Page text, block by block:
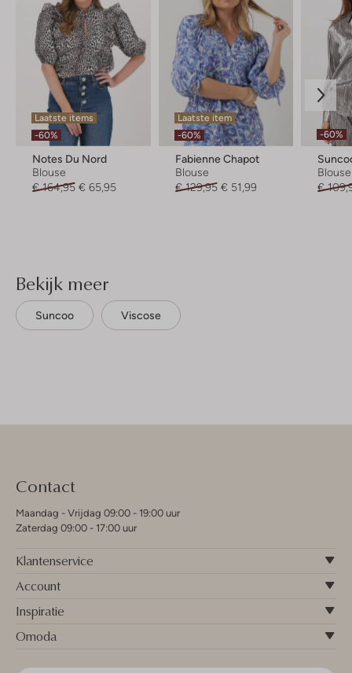
Laatste items
-60%
Notes Du Nord
Blouse
€ 164,95 € 65,95
Laatste item
-60%
Fabienne Chapot
Blouse
€ 129,95 € 51,99
-60%
Blouse
€
Bekijk meer
Suncoo Viscose
Contact
Maandag - Vrijdag 09:00 - 19:00 uur
Zaterdag 09:00 - 17:00 uur
Klantenservice
Account
Inspiratie
Omoda